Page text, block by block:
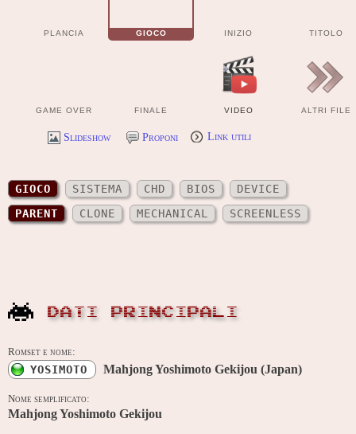
PLANCIA GIOCO INIZIO TITOLO
GAME OVER FINALE VIDEO ALTRI FILE
Slideshow Proponi Link utili
GIOCO SISTEMA CHD BIOS
DEVICE
PARENT
CLONE MECHANICAL SCREENLESS
DATI PRINCIPALI
Romset e nome:
YOSIMOTO Mahjong Yoshimoto Gekijou (Japan)
Nome semplificato:
Mahjong Yoshimoto Gekijou